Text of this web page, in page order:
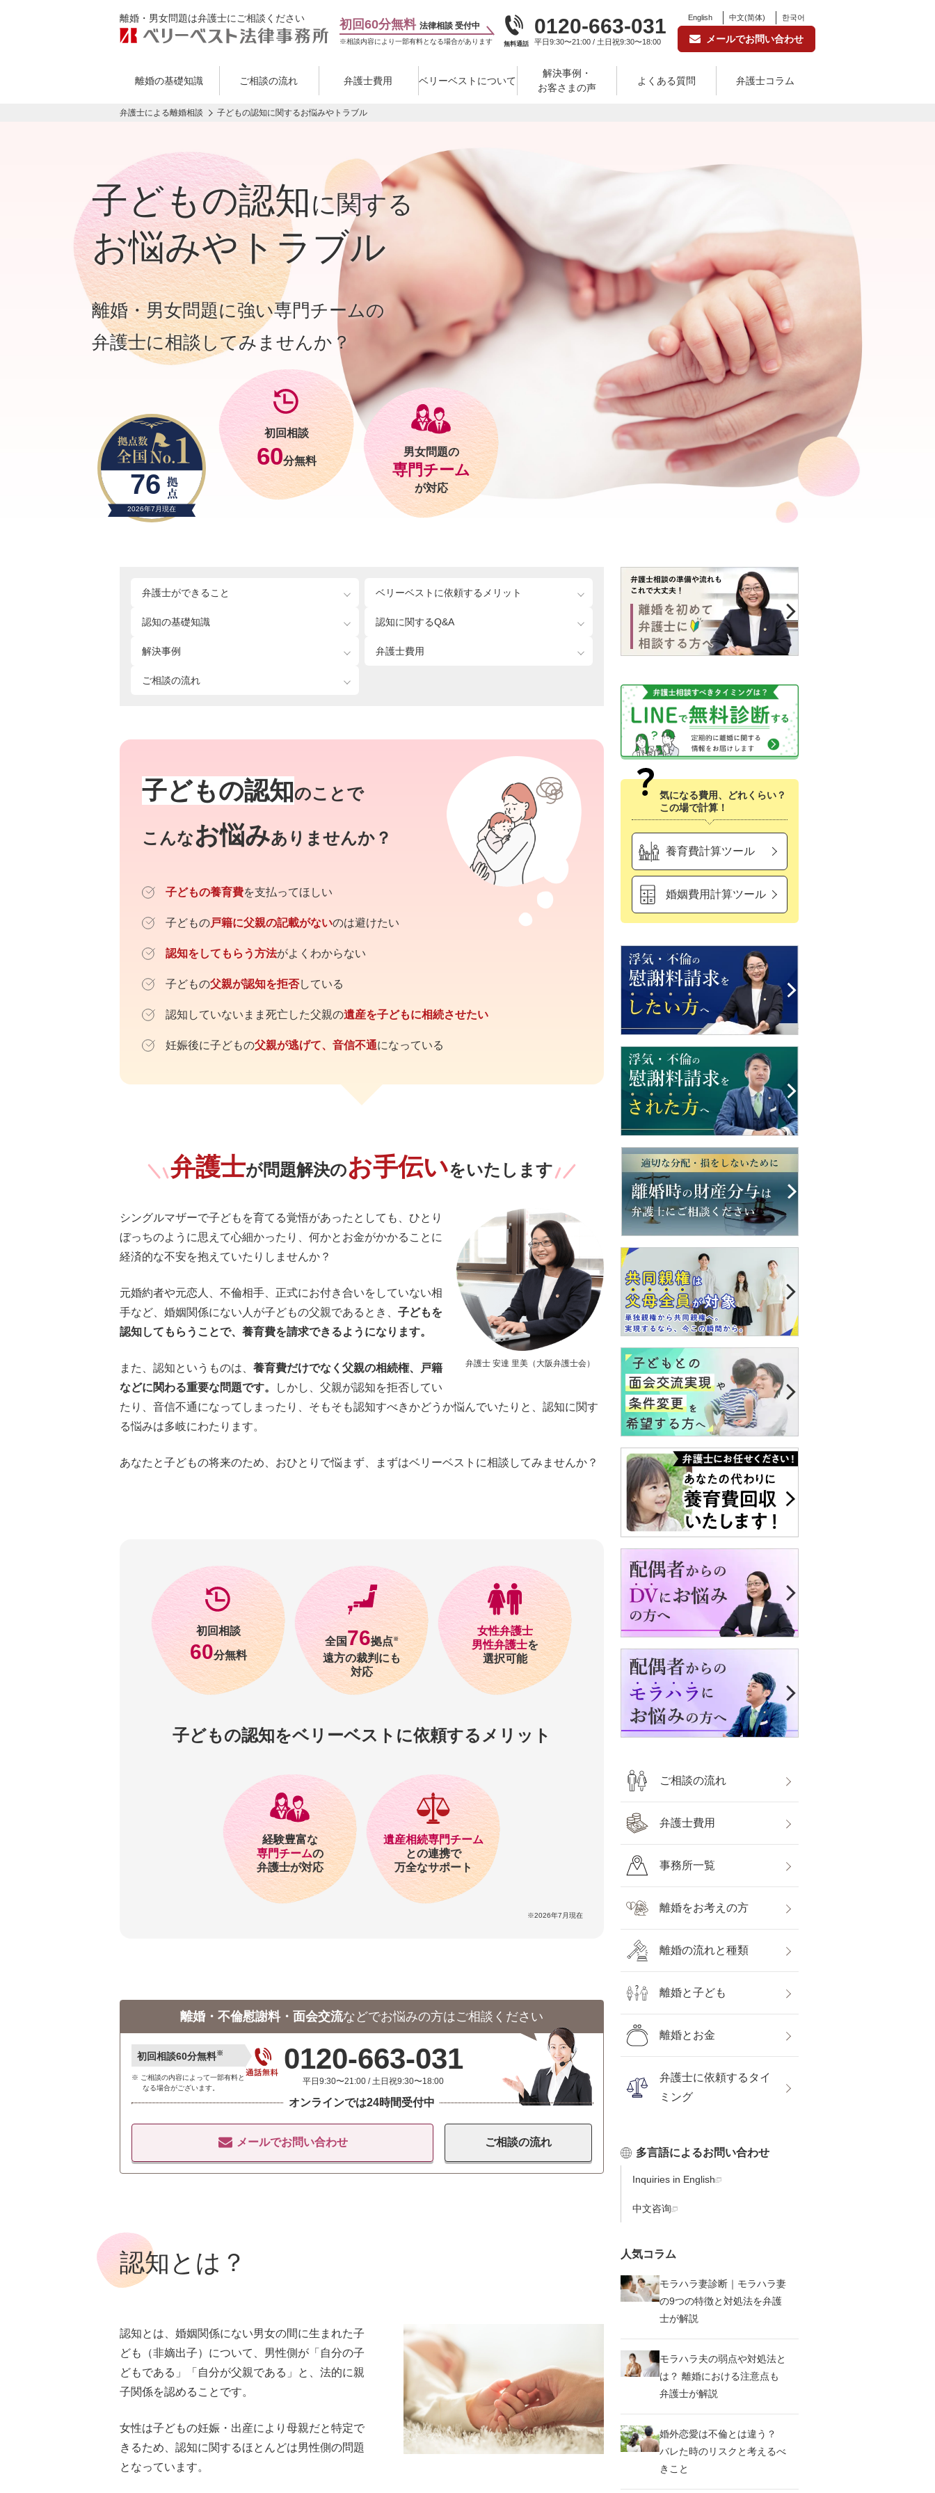
離婚・男女問題は弁護士にご相談ください 初回60分無料 法律相談 受付中
※相談内容により一部有料となる場合があります 無料通話
0120-663-031
平日9:30〜21:00 / 土日祝9:30〜18:00
English 中文(简体) 한국어
メールでお問い合わせ
離婚の基礎知識 ご相談の流れ 弁護士費用 ベリーベストについて
解決事例・
お客さまの声
よくある質問 弁護士コラム
弁護士による離婚相談 子どもの認知に関するお悩みやトラブル
子どもの認知に関する
お悩みやトラブル
離婚・男女問題に強い専門チームの
弁護士に相談してみませんか？
76
2026年7月現在
初回相談
60分無料
男女問題の
専門チーム
が対応
弁護士ができること ベリーベストに依頼するメリット
認知の基礎知識 認知に関するQ&A
解決事例 弁護士費用
ご相談の流れ
子どもの認知のことで
こんなお悩みありませんか？
子どもの養育費を支払ってほしい
子どもの戸籍に父親の記載がないのは避けたい
認知をしてもらう方法がよくわからない
子どもの父親が認知を拒否している
認知していないまま死亡した父親の遺産を子どもに相続させたい
妊娠後に子どもの父親が逃げて、音信不通になっている
弁護士が問題解決のお手伝いをいたします
弁護士 安達 里美（大阪弁護士会）
シングルマザーで子どもを育てる覚悟があったとしても、ひとり
ぼっちのように思えて心細かったり、何かとお金がかかることに
経済的な不安を抱えていたりしませんか？
元婚約者や元恋人、不倫相手、正式にお付き合いをしていない相
手など、婚姻関係にない人が子どもの父親であるとき、 子どもを
認知してもらうことで、養育費を請求できるようになります。
また、認知というものは、 養育費だけでなく父親の相続権、戸籍
などに関わる重要な問題です。
しかし、父親が認知を拒否してい
たり、音信不通になってしまったり、そもそも認知すべきかどうか悩んでいたりと、認知に関す
る悩みは多岐にわたります。
あなたと子どもの将来のため、おひとりで悩まず、まずはベリーベストに相談してみませんか？
子どもの認知をベリーベストに依頼するメリット
初回相談
60分無料
全国76拠点※
遠方の裁判にも
対応
女性弁護士
男性弁護士を
選択可能
経験豊富な
専門チームの
弁護士が対応
遺産相続専門チーム
との連携で
万全なサポート
※2026年7月現在
離婚・不倫慰謝料・面会交流などでお悩みの方はご相談ください
初回相談60分無料※
ご相談の内容によって一部有料と
なる場合がございます。
0120-663-031
平日9:30〜21:00 / 土日祝9:30〜18:00
オンラインでは24時間受付中
メールでお問い合わせ ご相談の流れ
認知とは？
認知とは、婚姻関係にない男女の間に生まれた子
ども（非嫡出子）について、男性側が「自分の子
どもである」「自分が父親である」と、法的に親
子関係を認めることです。
女性は子どもの妊娠・出産により母親だと特定で
きるため、認知に関するほとんどは男性側の問題
となっています。
気になる費用、どれくらい？
この場で計算！
養育費計算ツール
婚姻費用計算ツール
ご相談の流れ
弁護士費用
事務所一覧
離婚をお考えの方
離婚の流れと種類
離婚と子ども
離婚とお金
弁護士に依頼するタイ
ミング
多言語によるお問い合わせ
Inquiries in English
中文咨询
人気コラム
モラハラ妻診断｜モラハラ妻
の9つの特徴と対処法を弁護
士が解説
モラハラ夫の弱点や対処法と
は？ 離婚における注意点も
弁護士が解説
婚外恋愛は不倫とは違う？
バレた時のリスクと考えるべ
きこと